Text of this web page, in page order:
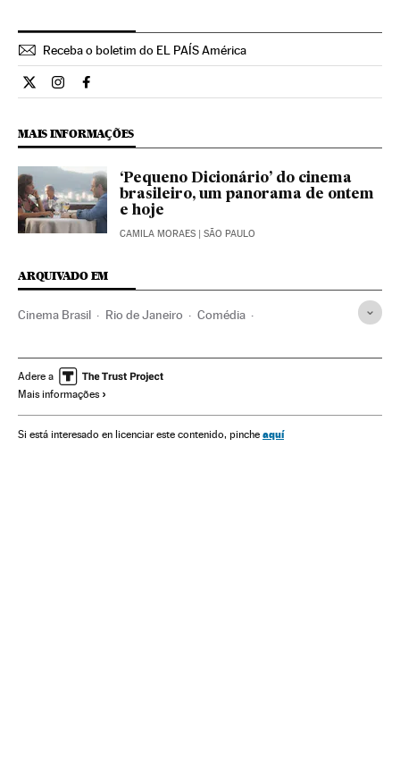
Receba o boletim do EL PAÍS América
Cultura El País Brasil en Twitter
Cultura El País Brasil en Instagram
Cultura El País Brasil en Facebook
MAIS INFORMAÇÕES
‘Pequeno Dicionário’ do cinema
brasileiro, um panorama de ontem
e hoje
CAMILA MORAES | SÃO PAULO
ARQUIVADO EM
Cinema Brasil Rio de Janeiro Comédia
Filmes Brasil Cinema
Adere a
Mais informações
Si está interesado en licenciar este contenido, pinche aquí